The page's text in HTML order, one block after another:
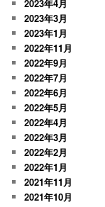
2023年4月
2023年3月
2023年1月
2022年11月
2022年9月
2022年7月
2022年6月
2022年5月
2022年4月
2022年3月
2022年2月
2022年1月
2021年11月
2021年10月